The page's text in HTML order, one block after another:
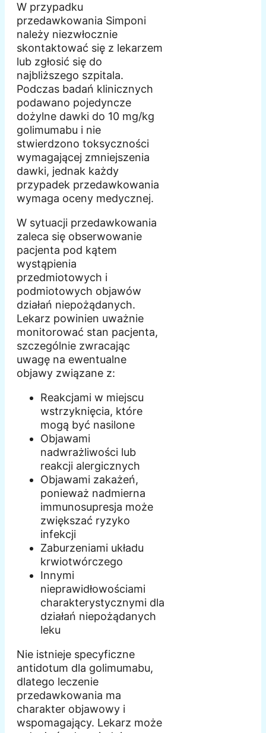
W przypadku
przedawkowania Simponi
należy niezwłocznie
skontaktować się z lekarzem
lub zgłosić się do
najbliższego szpitala.
Podczas badań klinicznych
podawano pojedyncze
dożylne dawki do 10 mg/kg
golimumabu i nie
stwierdzono toksyczności
wymagającej zmniejszenia
dawki, jednak każdy
przypadek przedawkowania
wymaga oceny medycznej.
W sytuacji przedawkowania
zaleca się obserwowanie
pacjenta pod kątem
wystąpienia
przedmiotowych i
podmiotowych objawów
działań niepożądanych.
Lekarz powinien uważnie
monitorować stan pacjenta,
szczególnie zwracając
uwagę na ewentualne
objawy związane z:
Reakcjami w miejscu
wstrzyknięcia, które
mogą być nasilone
Objawami
nadwrażliwości lub
reakcji alergicznych
Objawami zakażeń,
ponieważ nadmierna
immunosupresja może
zwiększać ryzyko
infekcji
Zaburzeniami układu
krwiotwórczego
Innymi
nieprawidłowościami
charakterystycznymi dla
działań niepożądanych
leku
Nie istnieje specyficzne
antidotum dla golimumabu,
dlatego leczenie
przedawkowania ma
charakter objawowy i
wspomagający. Lekarz może